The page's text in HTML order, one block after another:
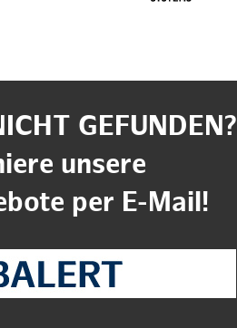
GEFUNDEN?
unsere
per E-Mail!